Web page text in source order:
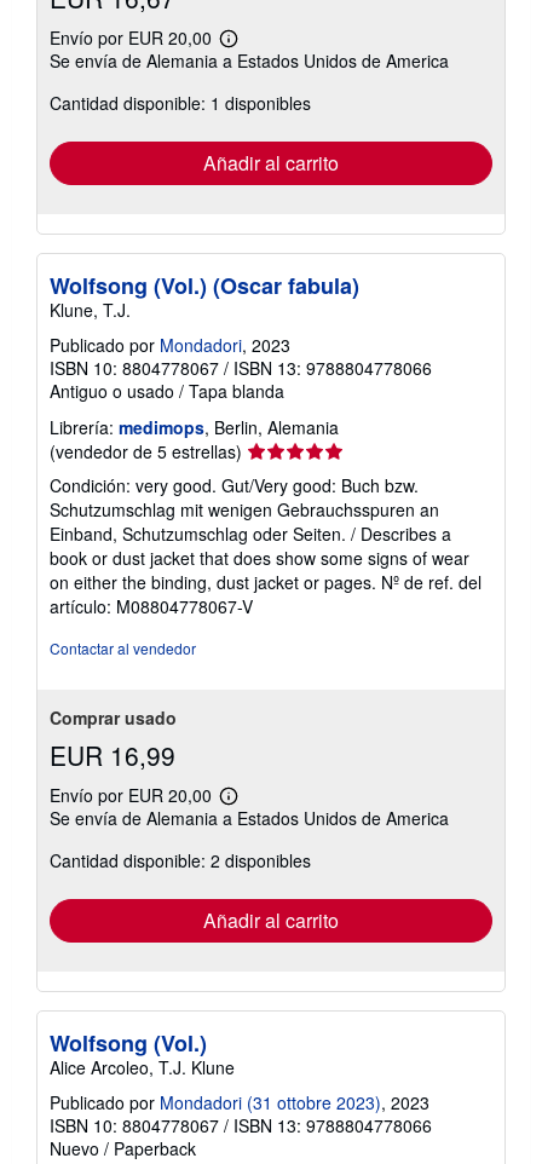
Envío por EUR 20,00
Más
información
las
tarifas
envío
Se envía de Alemania a Estados Unidos de America
Cantidad disponible: 1 disponibles
Añadir al carrito
Wolfsong (Vol.) (Oscar fabula)
Klune, T.J.
Publicado por Mondadori, 2023
ISBN 10: 8804778067 / ISBN 13: 9788804778066
Antiguo o usado / Tapa blanda
Librería: medimops, Berlin, Alemania
(vendedor de 5 estrellas) Calificación
del
vendedor:
5
de
5
estrellas
Condición: very good. Gut/Very good: Buch bzw.
Schutzumschlag mit wenigen Gebrauchsspuren an
Einband, Schutzumschlag oder Seiten. / Describes a
book or dust jacket that does show some signs of wear
on either the binding, dust jacket or pages. Nº de ref. del
artículo: M08804778067-V
Contactar al vendedor
Comprar usado
EUR 16,99
Envío por EUR 20,00
Más
información
las
tarifas
envío
Se envía de Alemania a Estados Unidos de America
Cantidad disponible: 2 disponibles
Añadir al carrito
Wolfsong (Vol.)
Alice Arcoleo, T.J. Klune
Publicado por Mondadori (31 ottobre 2023), 2023
ISBN 10: 8804778067 / ISBN 13: 9788804778066
Nuevo / Paperback